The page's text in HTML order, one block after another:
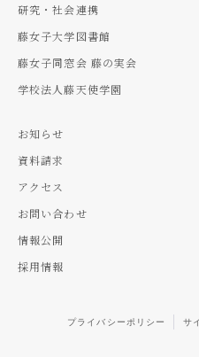
研究・社会連携
藤女子大学図書館
藤女子同窓会 藤の実会
学校法人藤天使学園
お知らせ
資料請求
アクセス
お問い合わせ
情報公開
採用情報
プライバシーポリシー サ